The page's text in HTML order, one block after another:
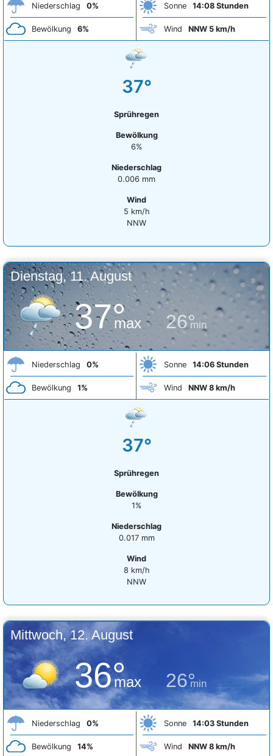
Niederschlag 0%
Bewölkung 6%
Sonne 14:08 Stunden
Wind NNW 5 km/h
37°
Sprühregen
Bewölkung
6%
Niederschlag
0.006 mm
Wind
5 km/h
NNW
Dienstag, 11. August
37°
max 26°
min
Niederschlag 0%
Bewölkung 1%
Sonne 14:06 Stunden
Wind NNW 8 km/h
37°
Sprühregen
Bewölkung
1%
Niederschlag
0.017 mm
Wind
8 km/h
NNW
Mittwoch, 12. August
36°
max 26°
min
Niederschlag 0%
Bewölkung 14%
Sonne 14:03 Stunden
Wind NNW 8 km/h